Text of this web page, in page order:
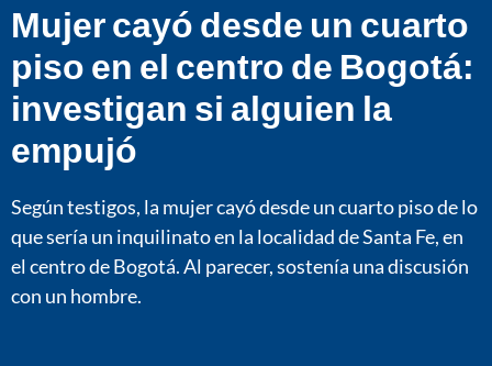
Mujer cayó desde un cuarto
piso en el centro de Bogotá:
investigan si alguien la
empujó
Según testigos, la mujer cayó desde un cuarto piso de lo
que sería un inquilinato en la localidad de Santa Fe, en
el centro de Bogotá. Al parecer, sostenía una discusión
con un hombre.